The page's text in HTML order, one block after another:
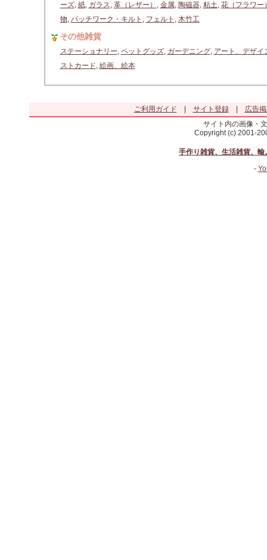
ーズ, 紙, ガラス, 革（レザー） , 金属, 陶磁器, 粘土, 花（フラワー
物, パッチワーク・キルト , フェルト , 木竹工
その他雑貨
ステーショナリー, ペットグッズ, ガーデニング, アート、デザイ
ストカード, 絵画、絵本
ご利用ガイド サイト登録|
広告
サイト内の画像・
Copyright (c) 2001-
手作り雑貨、生活雑貨、
-